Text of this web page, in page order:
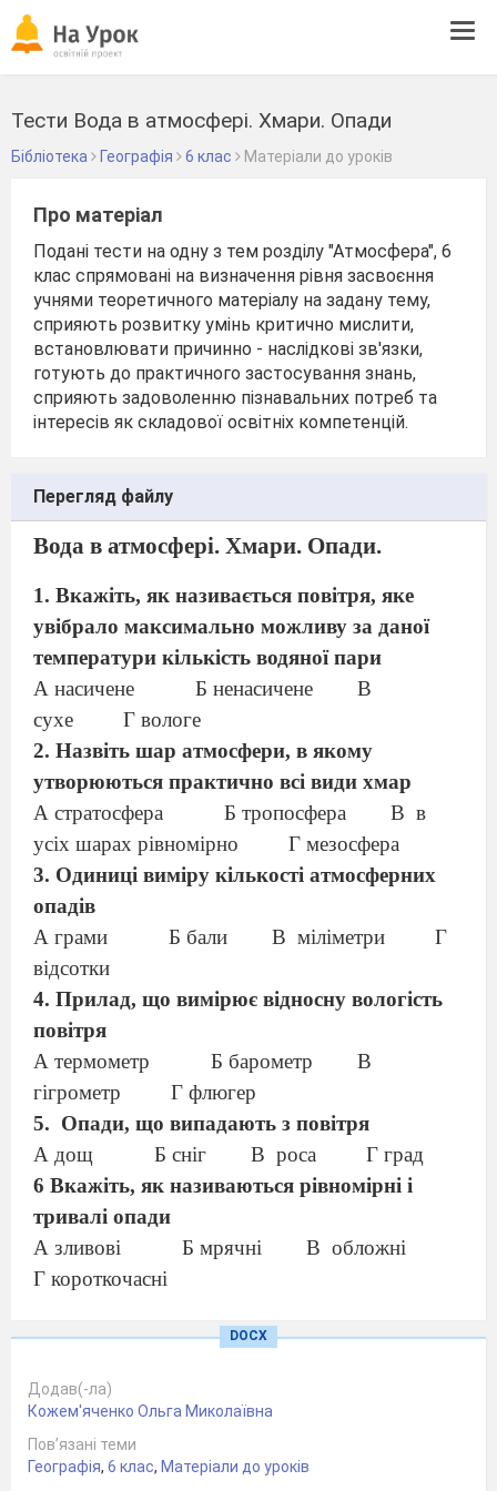
Тести Вода в атмосфері. Хмари. Опади
Бібліотека Географія 6 клас Матеріали до уроків
Про матеріал
Подані тести на одну з тем розділу "Атмосфера", 6
клас спрямовані на визначення рівня засвоєння
учнями теоретичного матеріалу на задану тему,
сприяють розвитку умінь критично мислити,
встановлювати причинно - наслідкові зв'язки,
готують до практичного застосування знань,
сприяють задоволенню пізнавальних потреб та
інтересів як складової освітніх компетенцій.
Перегляд файлу
Вода в атмосфері. Хмари. Опади.
1. Вкажіть, як називається повітря, яке
увібрало максимально можливу за даної
температури кількість водяної пари
А насичене
Б ненасичене
В
сухе
Г вологе
2. Назвіть шар атмосфери, в якому
утворюються практично всі види хмар
А стратосфера
Б тропосфера В в
усіх шарах рівномірно
Г мезосфера
3. Одиниці виміру кількості атмосферних
опадів
А грами
Б бали В міліметри
Г
відсотки
4. Прилад, що вимірює відносну вологість
повітря
А термометр
Б барометр
В
гігрометр
Г флюгер
5. Опади, що випадають з повітря
А дощ
Б сніг В роса
Г град
6 Вкажіть, як називаються рівномірні і
тривалі опади
А зливові
Б мрячні В обложні
Г короткочасні
кімнаті можна за допомогою приладу
гігрометра
Г гігростата
8. Розташуйте хмари за висотою,
починаючи від поверхні Землі
DOCX
Додав(-ла)
Кожем'яченко Ольга Миколаївна
Пов’язані теми
Географія, 6 клас, Матеріали до уроків